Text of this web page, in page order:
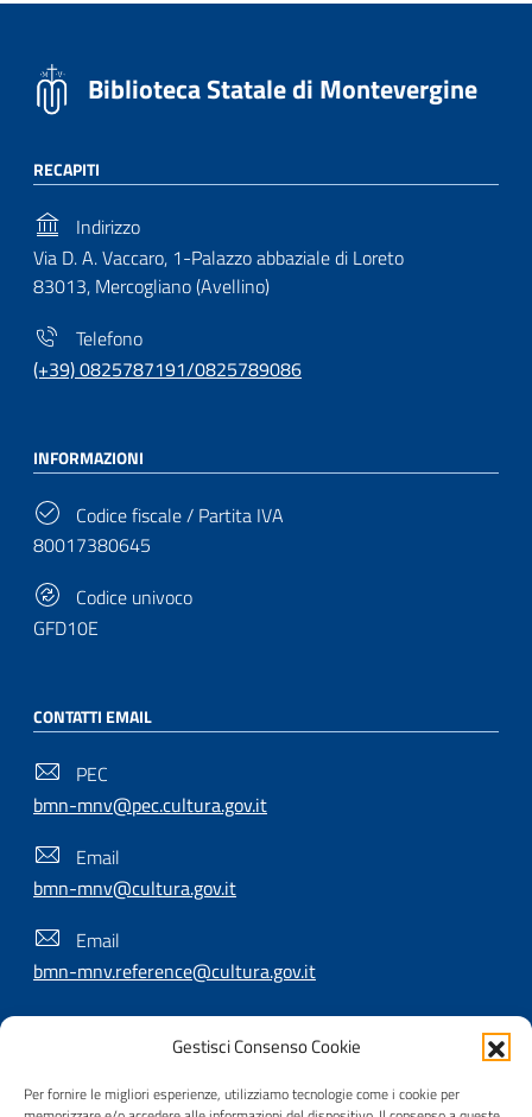
Gestisci Consenso Cookie
Per fornire le migliori esperienze, utilizziamo tecnologie come i cookie per
Biblioteca Statale di Montevergine
RECAPITI
Indirizzo
Via D. A. Vaccaro, 1-Palazzo abbaziale di Loreto
83013, Mercogliano (Avellino)
Telefono
(+39) 0825787191/0825789086
INFORMAZIONI
Codice fiscale / Partita IVA
80017380645
Codice univoco
GFD10E
CONTATTI EMAIL
PEC
bmn-mnv@pec.cultura.gov.it
Email
bmn-mnv@cultura.gov.it
Email
bmn-mnv.reference@cultura.gov.it